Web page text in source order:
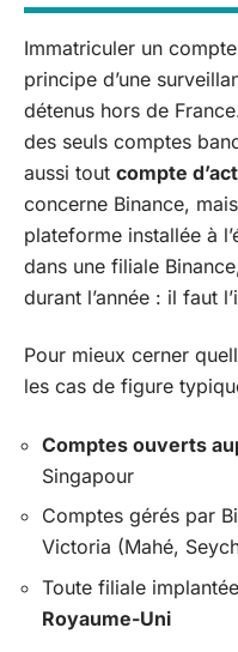
Immatriculer un
principe d’une
détenus hors de
des seuls comptes
aussi tout compte
concerne Binance,
plateforme installée à
dans une filiale
durant l’année : il faut
Pour mieux cerner
les cas de figure
Comptes ouverts
Singapour
Comptes gérés par
Victoria (Mahé,
Toute filiale
Royaume-Uni